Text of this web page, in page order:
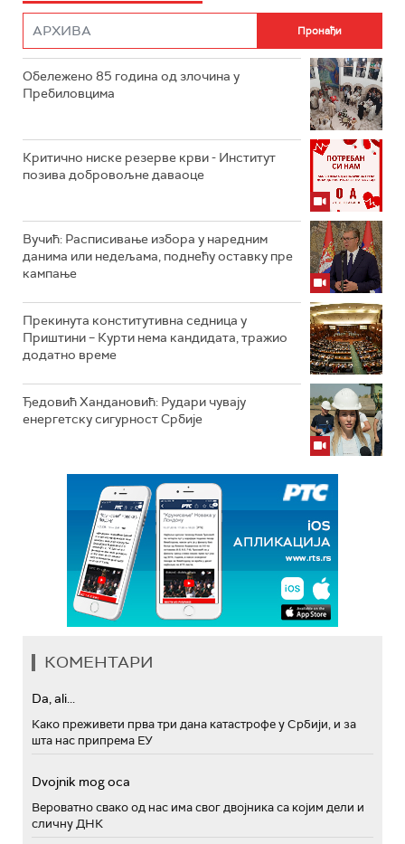
Обележено 85 година од злочина у
Пребиловцима
Критично ниске резерве крви - Институт
позива добровољне даваоце
Вучић: Расписивање избора у наредним
данима или недељама, поднећу оставку пре
кампање
Прекинута конститутивна седница у
Приштини – Курти нема кандидата, тражио
додатно време
Ђедовић Хандановић: Рудари чувају
енергетску сигурност Србије
КОМЕНТАРИ
Da, ali...
Како преживети прва три дана катастрофе у Србији, и за
шта нас припрема ЕУ
Dvojnik mog oca
Вероватно свако од нас има свог двојника са којим дели и
сличну ДНК